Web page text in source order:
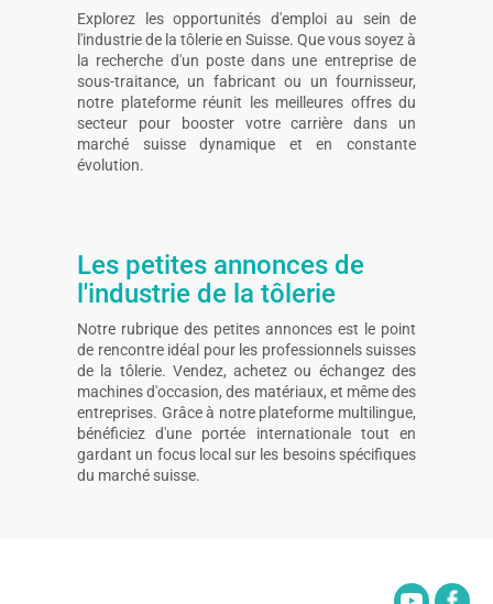
Explorez les opportunités d'emploi au sein de
l'industrie de la tôlerie en Suisse. Que vous soyez à
la recherche d'un poste dans une entreprise de
sous-traitance, un fabricant ou un fournisseur,
notre plateforme réunit les meilleures offres du
secteur pour booster votre carrière dans un
marché suisse dynamique et en constante
évolution.
Les petites annonces de
l'industrie de la tôlerie
Notre rubrique des petites annonces est le point
de rencontre idéal pour les professionnels suisses
de la tôlerie. Vendez, achetez ou échangez des
machines d'occasion, des matériaux, et même des
entreprises. Grâce à notre plateforme multilingue,
bénéficiez d'une portée internationale tout en
gardant un focus local sur les besoins spécifiques
du marché suisse.